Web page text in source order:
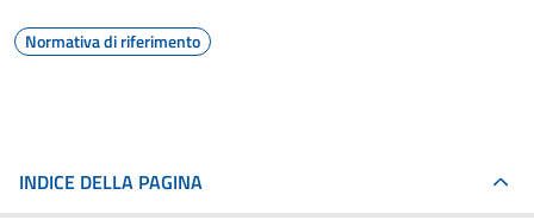
Normativa di riferimento
INDICE DELLA PAGINA